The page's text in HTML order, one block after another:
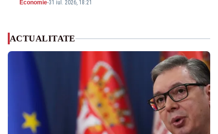
Economie-31 iul. 2026, 18:21
ACTUALITATE